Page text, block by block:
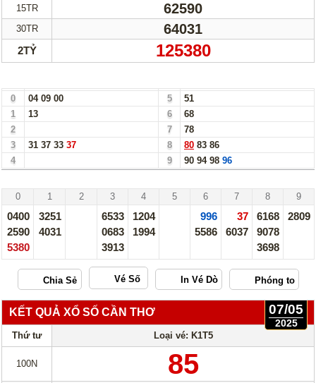
Tin Tức
Thống kê XSMN Thống kê XSMT
15TR 62590
30TR 64031
2TỶ 125380
0 04 09 00 5
51
1
13 6
68
2
7
78
3
31 37 33 37 8 80 83 86
4
9 90 94 98 96
0 1 2 3 4 5 6 7 8 9
0400
2590
5380
3251
4031
6533
0683
3913
1204
1994
996
5586
37
6037
6168
9078
3698
2809
Vé Số
KẾT QUẢ XỔ SỐ CẦN THƠ 07/05
2025
Thứ tư Loại vé: K1T5
100N 85